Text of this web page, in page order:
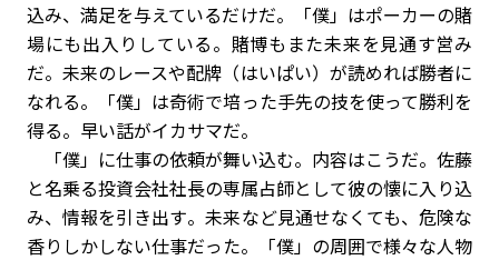
込み、満足を与えているだけだ。「僕」はポーカーの賭
場にも出入りしている。賭博もまた未来を見通す営み
だ。未来のレースや配牌（はいぱい）が読めれば勝者に
なれる。「僕」は奇術で培った手先の技を使って勝利を
得る。早い話がイカサマだ。
「僕」に仕事の依頼が舞い込む。内容はこうだ。佐藤
と名乗る投資会社社長の専属占師として彼の懐に入り込
み、情報を引き出す――。未来など見通せなくても、危険な
香りしかしない仕事だった。「僕」の周囲で様々な人物